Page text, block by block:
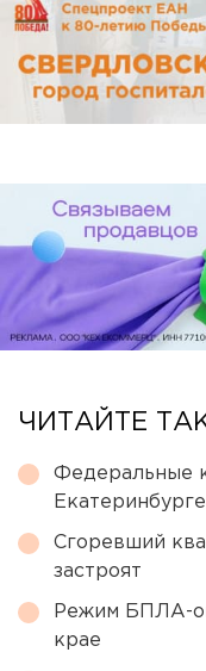
ЧИТАЙТЕ
Федеральные
Сгоревший
застроят
Режим БПЛА-
крае